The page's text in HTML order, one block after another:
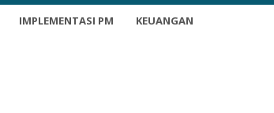
IMPLEMENTASI PM KEUANGAN